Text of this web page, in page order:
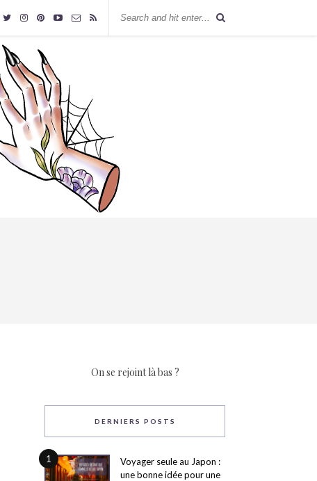
On se rejoint là bas ?
DERNIERS POSTS
1
Voyager seule au Japon :
une bonne idée pour une